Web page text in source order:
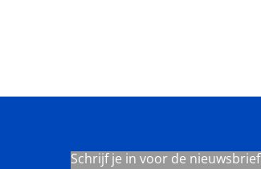
Schrijf je in voor de nieuwsbrief